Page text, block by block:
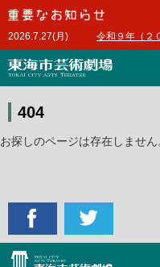
本
文
へ2026.7.27(月) 令和９年（２
404
お探しのページは存在しません